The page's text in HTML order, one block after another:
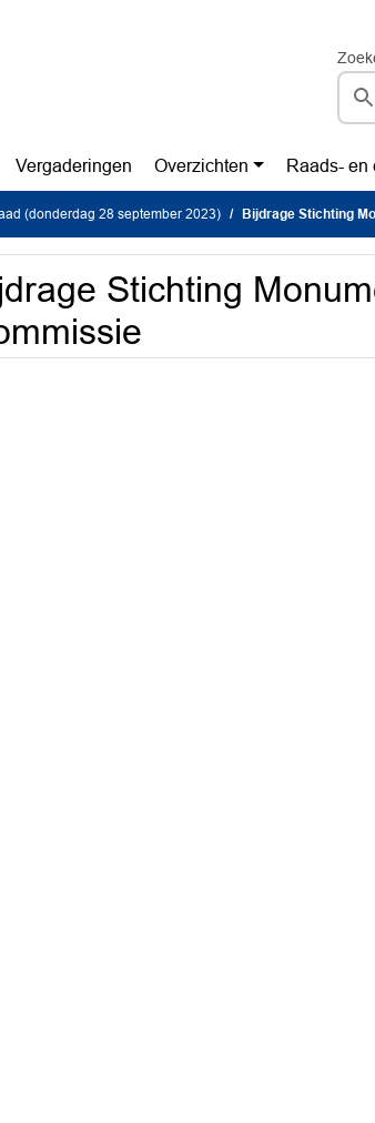
Vergaderingen Overzichten Raads- en
(donderdag 28 september 2023) Bijdrage Stichting
Stichting